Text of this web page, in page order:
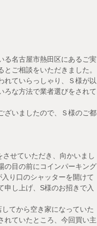
る名古屋市熱田区にあるご実
ご相談をいただきました。
れていらっしゃり、Ｓ様が以
ろな方法で業者選びをされて
ざいましたので、Ｓ様のご都
せていただき、向かいまし
の目の前にコインパーキング
り口のシャッターを開けて
し上げ、S様のお招きで入
てから空き家になっていた
れていたところ、今回買い主